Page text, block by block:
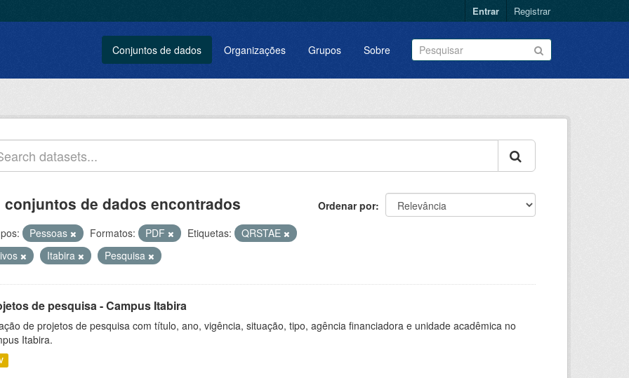
Entrar Registrar
Conjuntos de dados Organizações Grupos Sobre
Ordenar por
conjuntos de dados encontrados
Pessoas Formatos: PDF Etiquetas:
QRSTAE
Itabira Pesquisa
de pesquisa - Campus Itabira
de projetos de pesquisa com título, ano, vigência, situação, tipo, agência financiadora e unidade acadêmica no
Itabira.